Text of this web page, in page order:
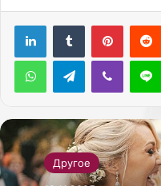
Telegram
Другое